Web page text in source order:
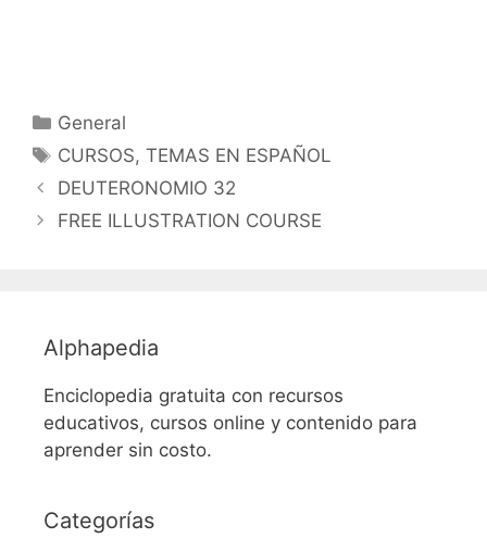
Categorías
General
Etiquetas
CURSOS,TEMAS EN ESPAÑOL
DEUTERONOMIO 32
FREE ILLUSTRATION COURSE
Alphapedia
Enciclopedia gratuita con recursos
educativos, cursos online y contenido para
aprender sin costo.
Categorías